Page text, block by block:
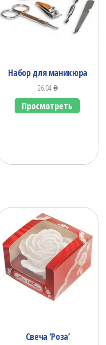
Набор для маникюра
26.04₴
Просмотреть
Свеча ‘Роза’